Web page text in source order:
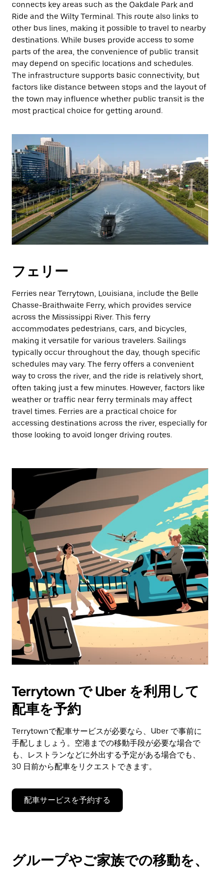
connects key areas such as the Oakdale Park and
Ride and the Wilty Terminal. This route also links to
other bus lines, making it possible to travel to nearby
destinations. While buses provide access to some
parts of the area, the convenience of public transit
may depend on specific locations and schedules.
The infrastructure supports basic connectivity, but
factors like distance between stops and the layout of
the town may influence whether public transit is the
most practical choice for getting around.
フェリー
Ferries near Terrytown, Louisiana, include the Belle
Chasse-Braithwaite Ferry, which provides service
across the Mississippi River. This ferry
accommodates pedestrians, cars, and bicycles,
making it versatile for various travelers. Sailings
typically occur throughout the day, though specific
schedules may vary. The ferry offers a convenient
way to cross the river, and the ride is relatively short,
often taking just a few minutes. However, factors like
weather or traffic near ferry terminals may affect
travel times. Ferries are a practical choice for
accessing destinations across the river, especially for
those looking to avoid longer driving routes.
Terrytown で Uber を利用して
配車を予約
Terrytownで配車サービスが必要なら、Uber で事前に
手配しましょう。空港までの移動手段が必要な場合で
も、レストランなどに外出する予定がある場合でも、
30 日前から配車をリクエストできます。
配車サービスを予約する
グループやご家族での移動を、